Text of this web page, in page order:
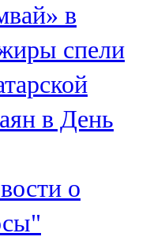
в
спели
в День
о